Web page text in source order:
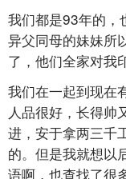
我们都是93年的，
异父同母的妹妹所
了，他们全家对我
我们在一起到现在
人品很好，长得帅
进，安于拿两三千
的。但是我就想以
语啊，也查找了很